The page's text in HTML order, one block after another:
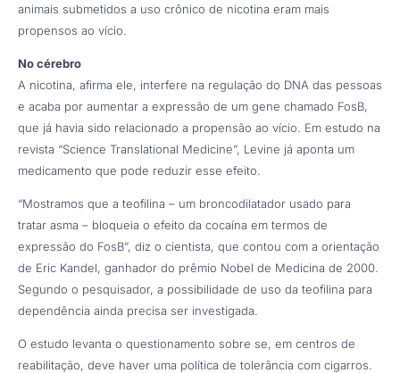
animais submetidos a uso crônico de nicotina eram mais
propensos ao vício.
No cérebro
A nicotina, afirma ele, interfere na regulação do DNA das pessoas
e acaba por aumentar a expressão de um gene chamado FosB,
que já havia sido relacionado a propensão ao vício. Em estudo na
revista “Science Translational Medicine”, Levine já aponta um
medicamento que pode reduzir esse efeito.
“Mostramos que a teofilina – um broncodilatador usado para
tratar asma – bloqueia o efeito da cocaína em termos de
expressão do FosB”, diz o cientista, que contou com a orientação
de Eric Kandel, ganhador do prêmio Nobel de Medicina de 2000.
Segundo o pesquisador, a possibilidade de uso da teofilina para
dependência ainda precisa ser investigada.
O estudo levanta o questionamento sobre se, em centros de
reabilitação, deve haver uma política de tolerância com cigarros.